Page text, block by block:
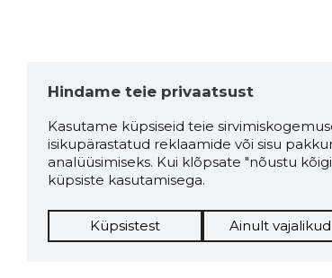
Hindame teie privaatsust
Kasutame küpsiseid teie
isikupärastatud reklaamide või sisu
analüüsimiseks. Kui klõpsate "nõustu
küpsiste kasutamisega.
Küpsistest Ainult vajalikud